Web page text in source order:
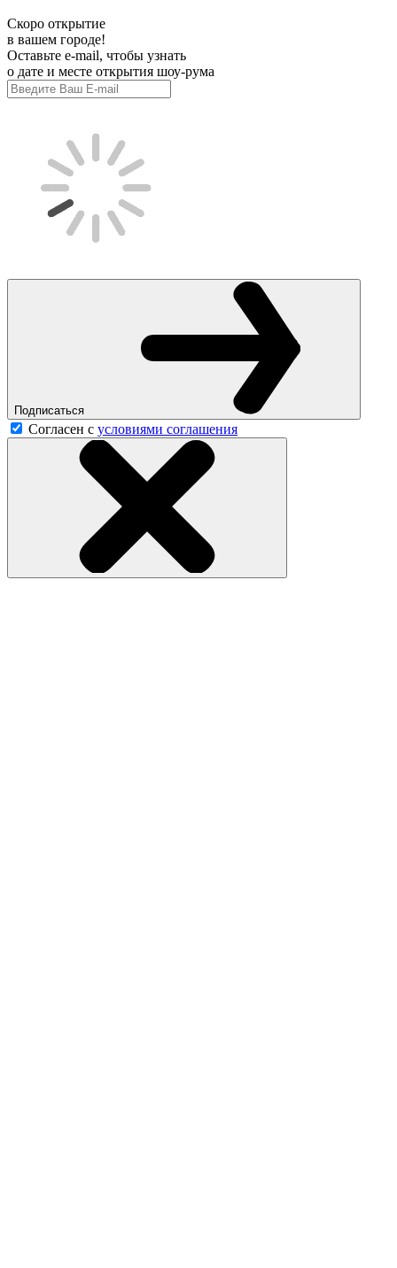
Скоро открытие
в вашем городе!
Оставьте e-mail, чтобы узнать
о дате и месте открытия шоу-рума
Подписаться
Согласен с условиями соглашения